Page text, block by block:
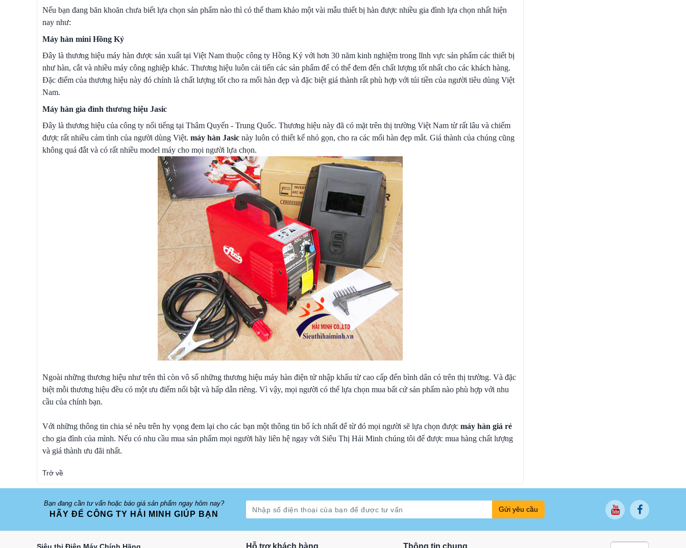
Nếu bạn đang băn khoăn chưa biết lựa chọn sản phẩm nào thì có thể tham khảo một vài mẫu thiết bị hàn được nhiều gia đình lựa chọn nhất hiện
nay như:
Máy hàn mini Hồng Ký
Đây là thương hiệu máy hàn được sản xuất tại Việt Nam thuộc công ty Hồng Ký với hơn 30 năm kinh nghiệm trong lĩnh vực sản phẩm các thiết bị
như hàn, cắt và nhiều máy công nghiệp khác. Thương hiệu luôn cải tiến các sản phẩm để có thể đem đến chất lượng tốt nhất cho các khách hàng.
Đặc điểm của thương hiệu này đó chính là chất lượng tốt cho ra mối hàn đẹp và đặc biệt giá thành rất phù hợp với túi tiền của người tiêu dùng Việt
Nam.
Máy hàn gia đình thương hiệu Jasic
Đây là thương hiệu của công ty nổi tiếng tại Thâm Quyến - Trung Quốc. Thương hiệu này đã có mặt trên thị trường Việt Nam từ rất lâu và chiếm
được rất nhiều cảm tình của người dùng Việt. máy hàn Jasic này luôn có thiết kế nhỏ gọn, cho ra các mối hàn đẹp mắt. Giá thành của chúng cũng
không quá đắt và có rất nhiều model máy cho mọi người lựa chọn.
Ngoài những thương hiệu như trên thì còn vô số những thương hiệu máy hàn điện tử nhập khẩu từ cao cấp đến bình dân có trên thị trường. Và đặc
biệt mỗi thương hiệu đều có một ưu điểm nổi bật và hấp dẫn riêng. Vì vậy, mọi người có thể lựa chọn mua bất cứ sản phẩm nào phù hợp với nhu
cầu của chính bạn.
Với những thông tin chia sẻ nêu trên hy vọng đem lại cho các bạn một thông tin bổ ích nhất để từ đó mọi người sẽ lựa chọn được máy hàn giá rẻ
cho gia đình của mình. Nếu có nhu cầu mua sản phẩm mọi người hãy liên hệ ngay với Siêu Thị Hải Minh chúng tôi để được mua hàng chất lượng
và giá thành ưu đãi nhất.
Trở về
Bạn đang cần tư vấn hoặc báo giá sản phẩm ngay hôm nay?
HÃY ĐỂ CÔNG TY HẢI MINH GIÚP BẠN
Gửi yêu cầu
Hỗ trợ khách hàng Thông tin chung